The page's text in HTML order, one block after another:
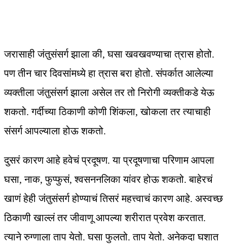
जरासाही जंतुसंसर्ग झाला की, घसा खवखवण्याचा त्रास होतो.
पण तीन चार दिवसांमध्ये हा त्रास बरा होतो. संपर्कात आलेल्या
व्यक्तीला जंतुसंसर्ग झाला असेल तर तो निरोगी व्यक्तीकडे येऊ
शकतो. गर्दीच्या ठिकाणी कोणी शिंकला, खोकला तर त्याचाही
संसर्ग आपल्याला होऊ शकतो.
दुसरं कारण आहे हवेचं प्रदूषण. या प्रदूषणाचा परिणाम आपला
घसा, नाक, फुप्फुसं, श्वसननलिका यांवर होऊ शकतो. बाहेरचं
खाणं हेही जंतुसंसर्ग होण्याचं तिसरं महत्त्वाचं कारण आहे. अस्वच्छ
ठिकाणी खाल्लं तर जीवाणू आपल्या शरीरात प्रवेश करतात.
त्याने रुग्णाला ताप येतो. घसा फुलतो. ताप येतो. अनेकदा घशात